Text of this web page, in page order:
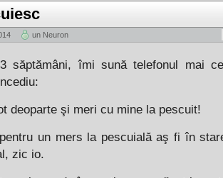
un Neuron
săptămâni, îmi sună telefonul mai
deoparte şi meri cu mine la pescuit!
un mers la pescuială aş fi în
zic io.